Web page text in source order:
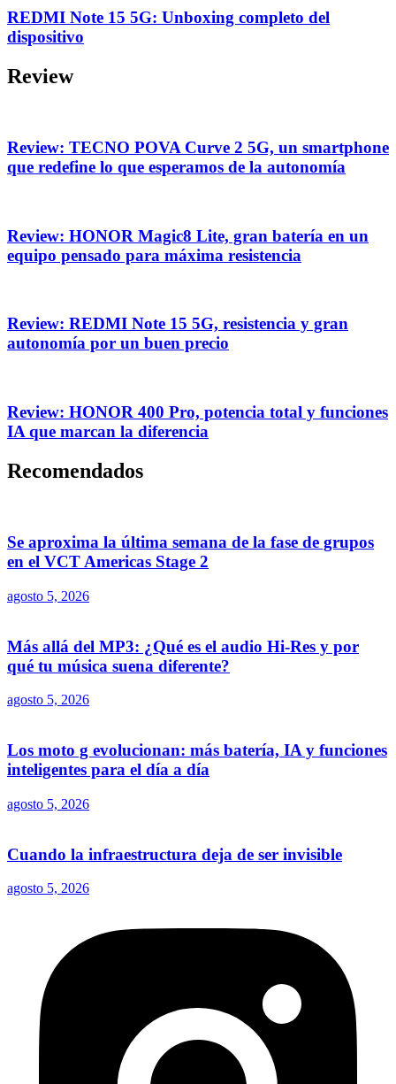
REDMI Note 15 5G: Unboxing completo del
dispositivo
Review
Review: TECNO POVA Curve 2 5G, un smartphone
que redefine lo que esperamos de la autonomía
Review: HONOR Magic8 Lite, gran batería en un
equipo pensado para máxima resistencia
Review: REDMI Note 15 5G, resistencia y gran
autonomía por un buen precio
Review: HONOR 400 Pro, potencia total y funciones
IA que marcan la diferencia
Recomendados
Se aproxima la última semana de la fase de grupos
en el VCT Americas Stage 2
agosto 5, 2026
Más allá del MP3: ¿Qué es el audio Hi-Res y por
qué tu música suena diferente?
agosto 5, 2026
Los moto g evolucionan: más batería, IA y funciones
inteligentes para el día a día
agosto 5, 2026
Cuando la infraestructura deja de ser invisible
agosto 5, 2026